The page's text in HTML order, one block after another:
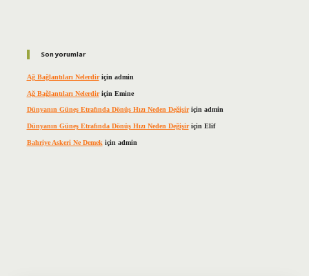
Son yorumlar
Ağ Bağlantıları Nelerdiriçin admin
Ağ Bağlantıları Nelerdiriçin Emine
Dünyanın Güneş Etrafında Dönüş Hızı Neden Değişiriçin admin
Dünyanın Güneş Etrafında Dönüş Hızı Neden Değişiriçin Elif
Bahriye Askeri Ne Demek için admin